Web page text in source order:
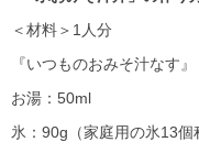
＜材料＞1人分
『いつものおみそ汁なす
お湯：50ml
氷：90g（家庭用の氷13個